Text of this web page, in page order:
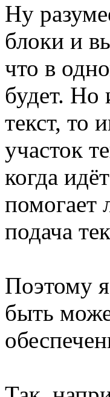
Ну
блоки и
что в
будет. Но
текст, то
участок
когда
помогает
подача
Поэтому
быть